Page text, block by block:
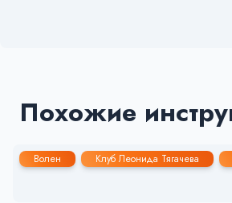
Похожие
Волен Клуб Леонида Тягачева